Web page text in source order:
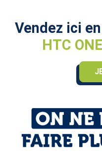
Vendez ici en
HTC